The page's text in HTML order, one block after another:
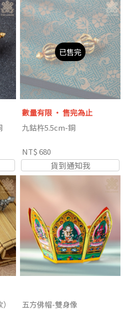
已售完
數量有限 ‧ 售完為止
九鈷杵5.5cm-銅
NT$ 680
貨到通知我
五方佛帽-雙身像